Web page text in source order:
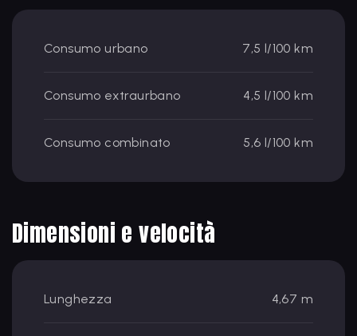
Consumo urbano 7,5 l/100 km
Consumo extraurbano 4,5 l/100 km
Consumo combinato 5,6 l/100 km
Dimensioni e velocità
Lunghezza 4,67 m